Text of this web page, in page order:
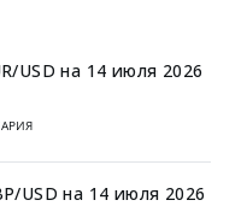
USD на 14 июля 2026
USD на 14 июля 2026